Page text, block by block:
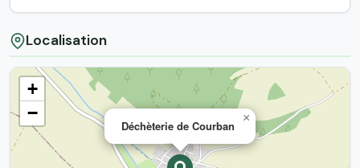
Localisation
Déchèterie de Courban
×
+
−